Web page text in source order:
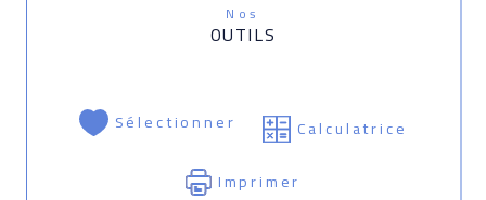
Nos
OUTILS
Sélectionner
Calculatrice
Imprimer